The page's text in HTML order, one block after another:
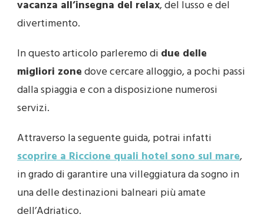
vacanza all’insegna del relax, del lusso e del
divertimento.
In questo articolo parleremo di due delle
migliori zonedove cercare alloggio, a pochi passi
dalla spiaggia e con a disposizione numerosi
servizi.
Attraverso la seguente guida, potrai infatti
scoprire a Riccione quali hotel sono sul mare,
in grado di garantire una villeggiatura da sogno in
una delle destinazioni balneari più amate
dell’Adriatico.